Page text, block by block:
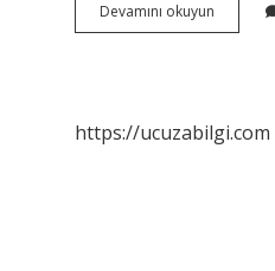
Devamını okuyun
Tavuğu
https://ucuzabilgi.com